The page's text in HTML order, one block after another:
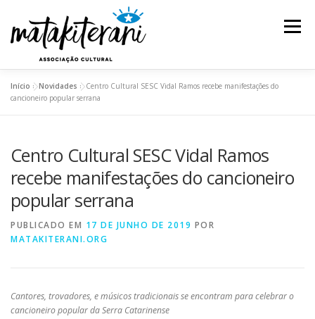
Menu
INSTITUCIONAL
ESPETÁCULOS REDE DE SABEDORIA
TRANSPARÊNCIA BLOG
Início »Novidades »Centro Cultural SESC Vidal Ramos recebe manifestações do
cancioneiro popular serrana
Centro Cultural SESC Vidal Ramos
recebe manifestações do cancioneiro
popular serrana
PUBLICADO EM 17 DE JUNHO DE 2019 POR
MATAKITERANI.ORG
Cantores, trovadores, e músicos tradicionais se encontram para celebrar o
cancioneiro popular da Serra Catarinense